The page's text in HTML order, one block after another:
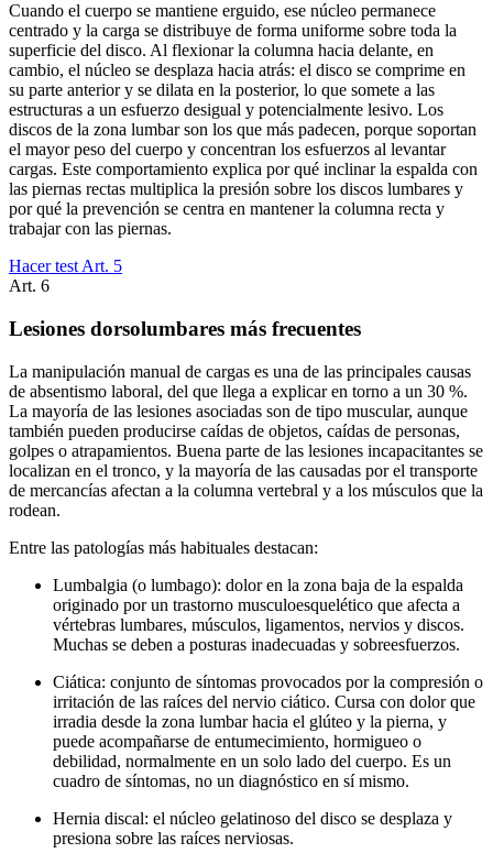
Cuando el cuerpo se mantiene erguido, ese núcleo permanece
centrado y la carga se distribuye de forma uniforme sobre toda la
superficie del disco. Al flexionar la columna hacia delante, en
cambio, el núcleo se desplaza hacia atrás: el disco se comprime en
su parte anterior y se dilata en la posterior, lo que somete a las
estructuras a un esfuerzo desigual y potencialmente lesivo. Los
discos de la zona lumbar son los que más padecen, porque soportan
el mayor peso del cuerpo y concentran los esfuerzos al levantar
cargas. Este comportamiento explica por qué inclinar la espalda con
las piernas rectas multiplica la presión sobre los discos lumbares y
por qué la prevención se centra en mantener la columna recta y
trabajar con las piernas.
Hacer test Art. 5
Art. 6
Lesiones dorsolumbares más frecuentes
La manipulación manual de cargas es una de las principales causas
de absentismo laboral, del que llega a explicar en torno a un 30 %.
La mayoría de las lesiones asociadas son de tipo muscular, aunque
también pueden producirse caídas de objetos, caídas de personas,
golpes o atrapamientos. Buena parte de las lesiones incapacitantes se
localizan en el tronco, y la mayoría de las causadas por el transporte
de mercancías afectan a la columna vertebral y a los músculos que la
rodean.
Entre las patologías más habituales destacan:
Lumbalgia (o lumbago): dolor en la zona baja de la espalda
originado por un trastorno musculoesquelético que afecta a
vértebras lumbares, músculos, ligamentos, nervios y discos.
Muchas se deben a posturas inadecuadas y sobreesfuerzos.
Ciática: conjunto de síntomas provocados por la compresión o
irritación de las raíces del nervio ciático. Cursa con dolor que
irradia desde la zona lumbar hacia el glúteo y la pierna, y
puede acompañarse de entumecimiento, hormigueo o
debilidad, normalmente en un solo lado del cuerpo. Es un
cuadro de síntomas, no un diagnóstico en sí mismo.
Hernia discal: el núcleo gelatinoso del disco se desplaza y
presiona sobre las raíces nerviosas.